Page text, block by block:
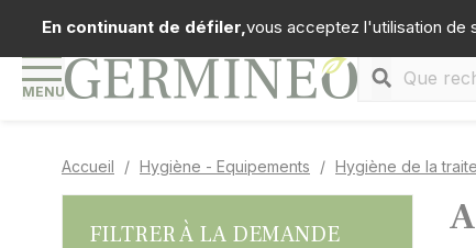
MENU
Accueil Hygiène - Equipements Hygiène de la traite
FILTRER À LA DEMANDE
En continuant de défiler,vous acceptez l'utilisation de